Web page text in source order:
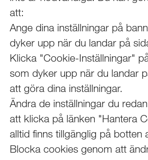
att:
Ange dina inställningar på
dyker upp när du landar på
Klicka "Cookie-Inställningar"
som dyker upp när du landar
att göra dina inställningar.
Ändra de inställningar du
att klicka på länken "Hantera
alltid finns tillgänglig på botten
Blocka cookies genom att